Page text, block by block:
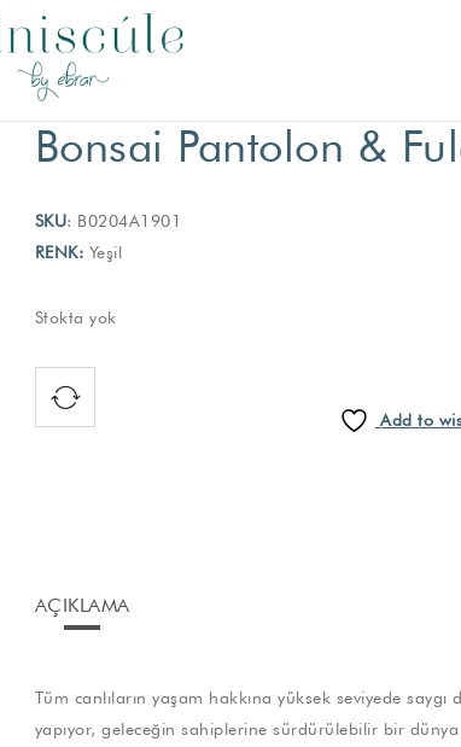
Bonsai Pantolon &
SKU: B0204A1901
RENK: Yeşil
Stokta yok
Add to
AÇIKLAMA
Tüm canlıların yaşam hakkına yüksek seviyede
yapıyor, geleceğin sahiplerine sürdürülebilir bir